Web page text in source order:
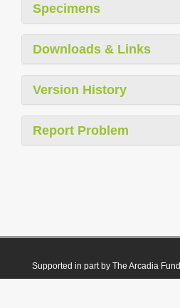
Specimens
Downloads & Links
Version History
Report Problem
Supported in part by The Arcadia Fund